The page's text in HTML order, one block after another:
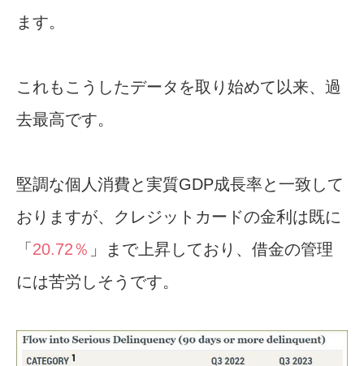
ます。
これもこうしたデータを取り始めて以来、過
去最高です。
堅調な個人消費と実質GDP成長率と一致して
おりますが、クレジットカードの金利は既に
「 20.72％ 」まで上昇しており、借金の管理
には苦労しそうです。